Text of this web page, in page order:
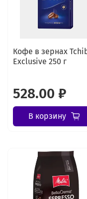
Кофе в зернах
Exclusive 250 г
528.00 ₽
В корзину